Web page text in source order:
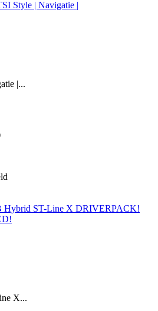
|...
X...